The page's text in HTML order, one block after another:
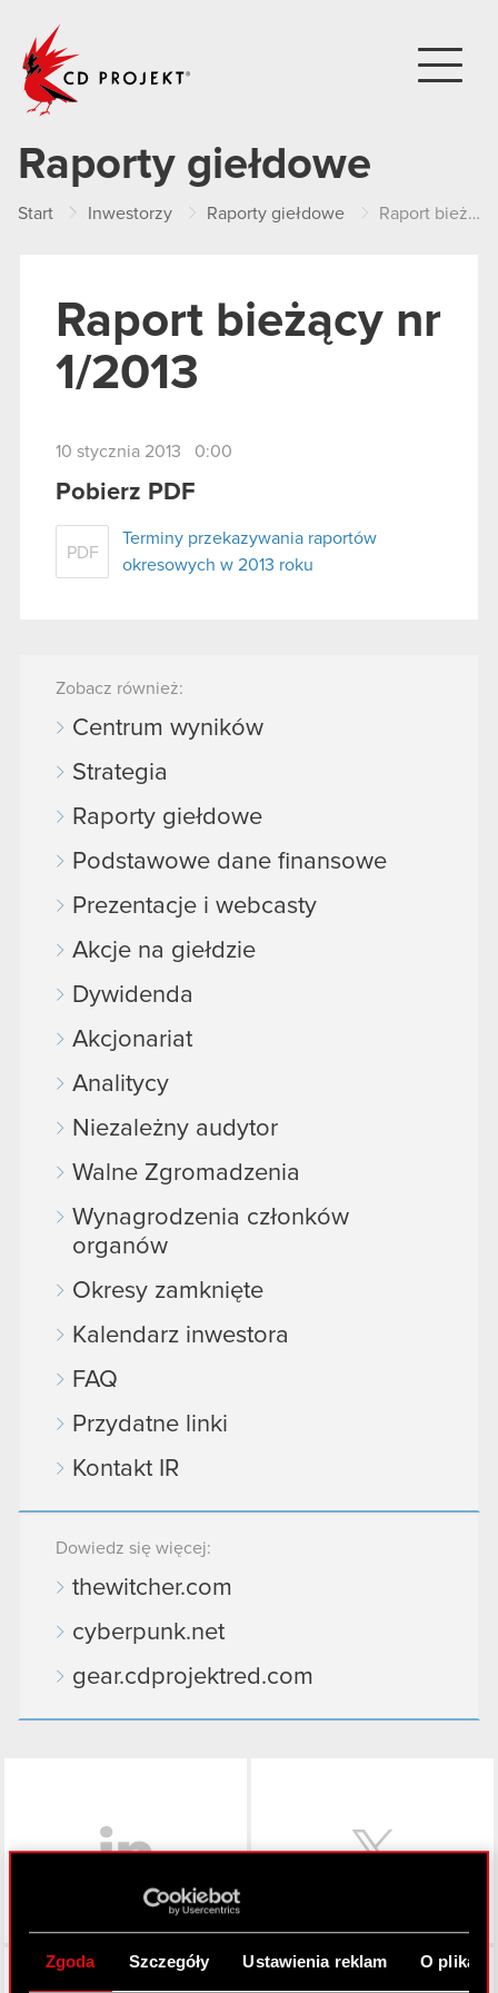
Zgoda Szczegóły Ustawienia reklam O
Raporty giełdowe
Start Inwestorzy Raporty giełdowe Raport bieżący nr 1/2013
Raport bieżący nr
1/2013
10 stycznia 2013 0:00
Pobierz PDF
PDF
Terminy przekazywania raportów
okresowych w 2013 roku
Zobacz również:
Centrum wyników
Strategia
Raporty giełdowe
Podstawowe dane finansowe
Prezentacje i webcasty
Akcje na giełdzie
Dywidenda
Akcjonariat
Analitycy
Niezależny audytor
Walne Zgromadzenia
Wynagrodzenia członków
organów
Okresy zamknięte
Kalendarz inwestora
FAQ
Przydatne linki
Kontakt IR
Dowiedz się więcej:
thewitcher.com
cyberpunk.net
gear.cdprojektred.com
Facebook